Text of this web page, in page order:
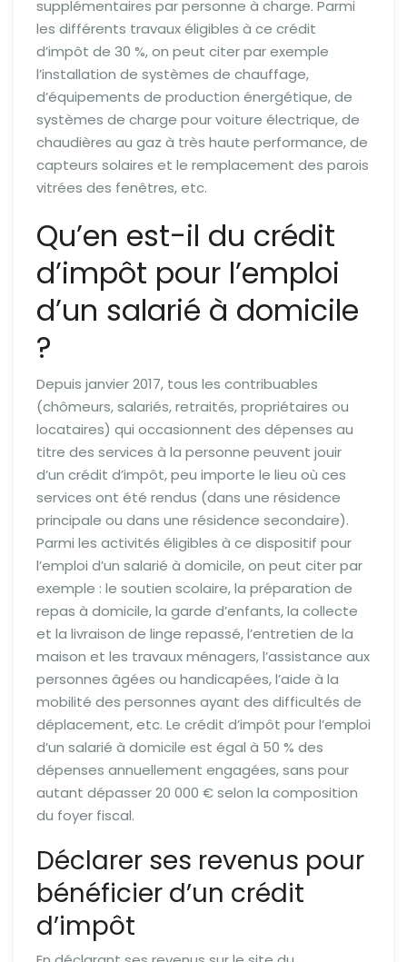
supplémentaires par personne à charge. Parmi
les différents travaux éligibles à ce crédit
d’impôt de 30 %, on peut citer par exemple
l’installation de systèmes de chauffage,
d’équipements de production énergétique, de
systèmes de charge pour voiture électrique, de
chaudières au gaz à très haute performance, de
capteurs solaires et le remplacement des parois
vitrées des fenêtres, etc.
Qu’en est-il du crédit
d’impôt pour l’emploi
d’un salarié à domicile
?
Depuis janvier 2017, tous les contribuables
(chômeurs, salariés, retraités, propriétaires ou
locataires) qui occasionnent des dépenses au
titre des services à la personne peuvent jouir
d’un crédit d’impôt, peu importe le lieu où ces
services ont été rendus (dans une résidence
principale ou dans une résidence secondaire).
Parmi les activités éligibles à ce dispositif pour
l’emploi d’un salarié à domicile, on peut citer par
exemple : le soutien scolaire, la préparation de
repas à domicile, la garde d’enfants, la collecte
et la livraison de linge repassé, l’entretien de la
maison et les travaux ménagers, l’assistance aux
personnes âgées ou handicapées, l’aide à la
mobilité des personnes ayant des difficultés de
déplacement, etc. Le crédit d’impôt pour l’emploi
d’un salarié à domicile est égal à 50 % des
dépenses annuellement engagées, sans pour
autant dépasser 20 000 € selon la composition
du foyer fiscal.
Déclarer ses revenus pour
bénéficier d’un crédit
d’impôt